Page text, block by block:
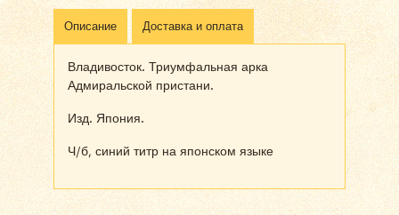
Описание Доставка и оплата
Владивосток. Триумфальная арка
Адмиральской пристани.
Изд. Япония.
Ч/б, синий титр на японском языке